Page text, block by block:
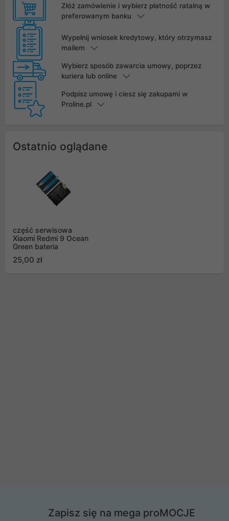
Złóż zamówienie i wybierz płatność ratalną w
preferowanym banku
Wypełnij wniosek kredytowy, który otrzymasz
mailem
Wybierz sposób zawarcia umowy, poprzez
kuriera lub online
Podpisz umowę i ciesz się zakupami w
Proline.pl
Ostatnio oglądane
część serwisowa
Xiaomi Redmi 9 Ocean
Green bateria
25,00 zł
Zapisz się na mega proMOCJE